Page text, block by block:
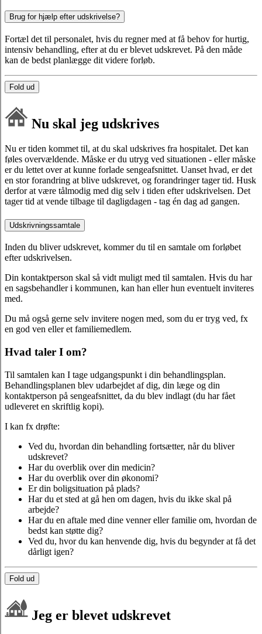
Brug for hjælp efter udskrivelse?
Fortæl det til personalet, hvis du regner med at få behov for hurtig,
intensiv behandling, efter at du er blevet udskrevet. På den måde
kan de bedst planlægge dit videre forløb.
Fold ud
Nu skal jeg udskrives
Nu er tiden kommet til, at du skal udskrives fra hospitalet. Det kan
føles overvældende. Måske er du utryg ved situationen - eller måske
er du lettet over at kunne forlade sengeafsnittet. Uanset hvad, er det
en stor forandring at blive udskrevet, og forandringer tager tid. Husk
derfor at være tålmodig med dig selv i tiden efter udskrivelsen. Det
tager tid at vende tilbage til dagligdagen - tag én dag ad gangen.
Udskrivningssamtale
Inden du bliver udskrevet, kommer du til en samtale om forløbet
efter udskrivelsen.
Din kontaktperson skal så vidt muligt med til samtalen. Hvis du har
en sagsbehandler i kommunen, kan han eller hun eventuelt inviteres
med.
Du må også gerne selv invitere nogen med, som du er tryg ved, fx
en god ven eller et familiemedlem.
Hvad taler I om?
Til samtalen kan I tage udgangspunkt i din behandlingsplan.
Behandlingsplanen blev udarbejdet af dig, din læge og din
kontaktperson på sengeafsnittet, da du blev indlagt (du har fået
udleveret en skriftlig kopi).
I kan fx drøfte:
Ved du, hvordan din behandling fortsætter, når du bliver
udskrevet?
Har du overblik over din medicin?
Har du overblik over din økonomi?
Er din boligsituation på plads?
Har du et sted at gå hen om dagen, hvis du ikke skal på
arbejde?
Har du en aftale med dine venner eller familie om, hvordan de
bedst kan støtte dig?
Ved du, hvor du kan henvende dig, hvis du begynder at få det
dårligt igen?
Fold ud
Jeg er blevet udskrevet